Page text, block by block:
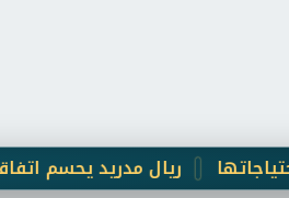
ريال مدريد يحسم اتفاقه مع